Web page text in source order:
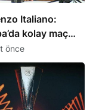
Italiano:
kolay maç
gördük
önce